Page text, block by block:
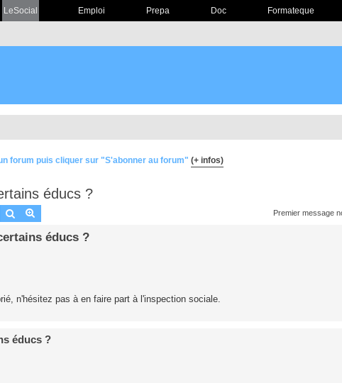
LeSocial Emploi Prepa Doc Formateque
forum puis cliquer sur "S'abonner au forum" (+ infos)
éducs ?
Rechercher Premier message
éducs ?
n'hésitez pas à en faire part à l'inspection sociale.
éducs ?